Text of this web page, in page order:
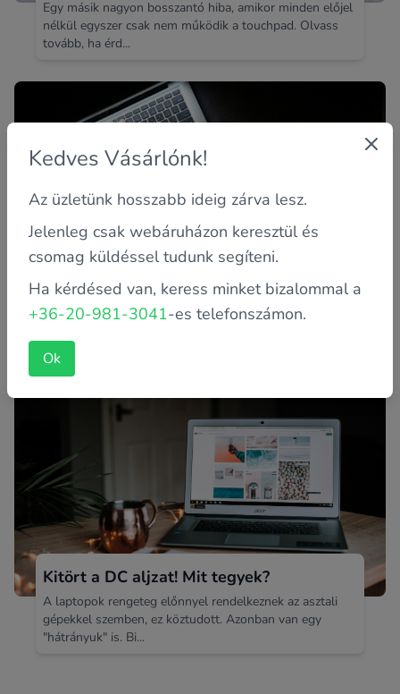
Egy másik nagyon bosszantó hiba, amikor minden előjel
nélkül egyszer csak nem működik a touchpad. Olvass
tovább, ha érd...
Online biztonság: hogyan védjük meg
számítógépünket és az adatainkat?
Az internet használata ma már mindennapjaink részévé
körmönfontabb ötletekkel...
Kitört a DC aljzat! Mit tegyek?
A laptopok rengeteg előnnyel rendelkeznek az asztali
gépekkel szemben, ez köztudott. Azonban van egy
"hátrányuk" is. Bi...
Kedves Vásárlónk!
Az üzletünk hosszabb ideig zárva lesz.
Jelenleg csak webáruházon keresztül és
csomag küldéssel tudunk segíteni.
Ha kérdésed van, keress minket bizalommal a
+36-20-981-3041-es telefonszámon.
Ok